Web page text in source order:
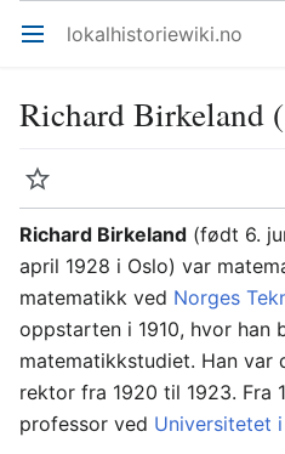
Åpne hovedmenyen lokalhistoriewiki.no
Richard Birkeland
Overvåk
Richard Birkeland (født 6.
april 1928 i Oslo) var
matematikk ved Norges
oppstarten i 1910, hvor han
matematikkstudiet. Han var
rektor fra 1920 til 1923. Fra
professor ved Universitetet